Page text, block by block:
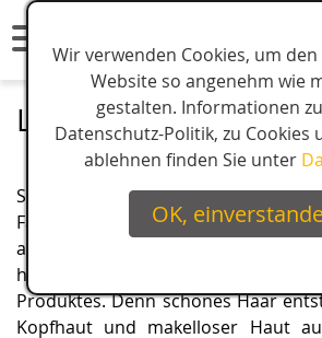
La Biosthétique
Seit seiner Gründung ist La
Familienunternehmen. Von da an
auf der Gesundheit von Haut und
heute maßgeblich für die
Produktes. Denn schönes Haar
Kopfhaut und makelloser Haut
Wir verwenden Cookies, um
Website so angenehm wie
gestalten. Informationen
Datenschutz-Politik, zu Cookies
ablehnen finden Sie unter
OK,